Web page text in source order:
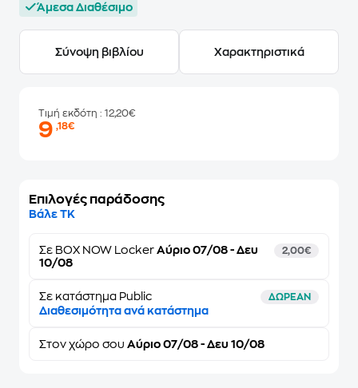
Άμεσα Διαθέσιμο
Σύνοψη βιβλίου Χαρακτηριστικά
Τιμή εκδότη : 12,20€
9,18€
Επιλογές παράδοσης
Βάλε ΤΚ
Σε BOX NOW Locker Αύριο 07/08 - Δευ
10/08
2,00€
Σε κατάστημα Public ΔΩΡΕΑΝ
Διαθεσιμότητα ανά κατάστημα
Στον χώρο σου Αύριο 07/08 - Δευ 10/08